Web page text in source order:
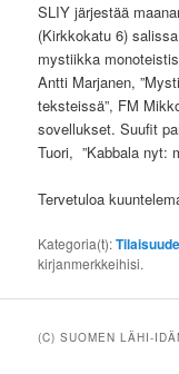
SLIY järjestää
(Kirkkokatu 6)
mystiikka
Antti Marjanen,
teksteissä”, FM
sovellukset. Suufit
Tuori, ”Kabbala nyt:
Tervetuloa
Kategoria(t):
kirjanmerkkeihisi.
(C) SUOMEN LÄHI-